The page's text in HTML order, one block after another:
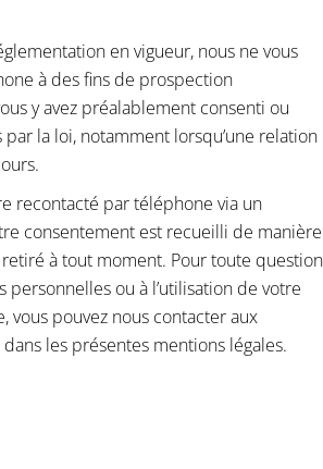
en vigueur, nous ne vous
à des fins de prospection
y avez préalablement consenti ou
par la loi, notamment lorsqu’une relation
recontacté par téléphone via un
consentement est recueilli de manière
à tout moment. Pour toute question
personnelles ou à l’utilisation de votre
vous pouvez nous contacter aux
les présentes mentions légales.